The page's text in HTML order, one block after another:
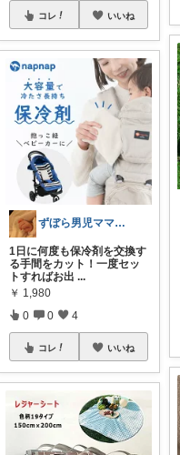
コレ いいね
ずぼら男児ママの時短便利グッズROOM
1日に何度も保冷剤を交換す
る手間をカット！一度セッ
トすればお出 ...
￥ 1,980
0 0 4
コレ いいね